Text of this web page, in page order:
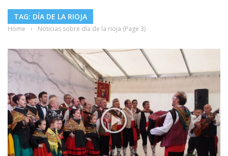
TAG: DÍA DE LA RIOJA
Home › Noticias sobre día de la rioja (Page 3)